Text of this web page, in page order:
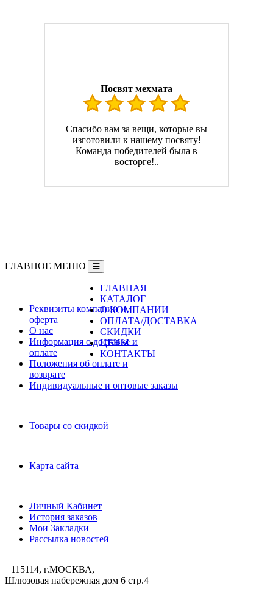
Посвят мехмата
Спасибо вам за вещи, которые вы
изготовили к нашему посвяту!
Команда победителей была в
восторге!..
ГЛАВНОЕ МЕНЮ
ГЛАВНАЯ
КАТАЛОГ
О КОМПАНИИ
ОПЛАТА/ДОСТАВКА
СКИДКИ
ЦЕНЫ
КОНТАКТЫ
Реквизиты компании и
оферта
О нас
Информация о доставке и
оплате
Положения об оплате и
возврате
Индивидуальные и оптовые заказы
Товары со скидкой
Карта сайта
Личный Кабинет
История заказов
Мои Закладки
Рассылка новостей
115114, г.МОСКВА,
Шлюзовая набережная дом 6 стр.4